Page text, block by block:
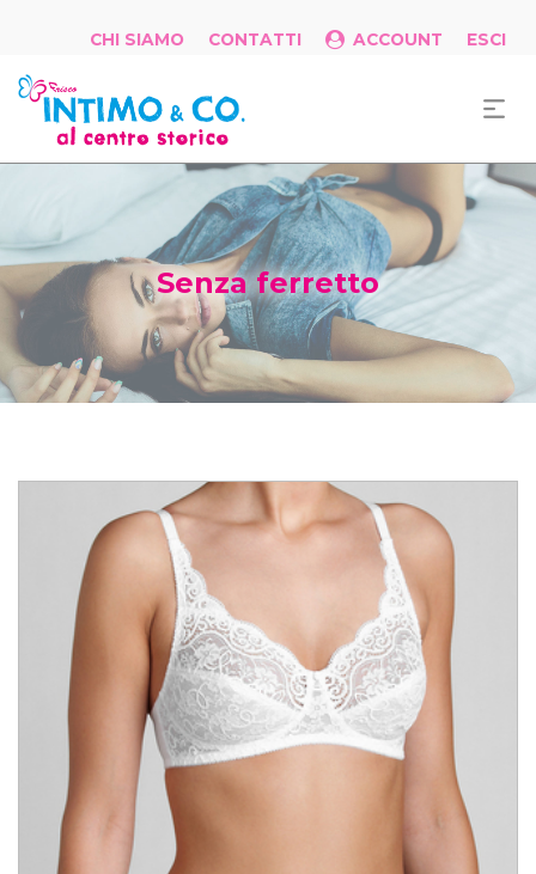
CHI SIAMO CONTATTI ACCOUNT ESCI
Senza ferretto